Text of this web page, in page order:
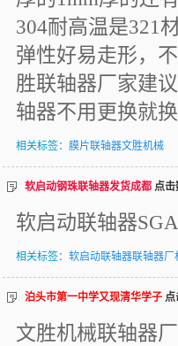
304耐高温是321
弹性好易走形，
胜联轴器厂家建
轴器不用更换就
相关标签： 膜片联轴器文胜机械
软启动钢珠联轴器发货成都 点击
软启动联轴器
相关标签： 软启动联轴器联轴器厂
泊头市第一中学又现清华学子 点
文胜机械联轴器